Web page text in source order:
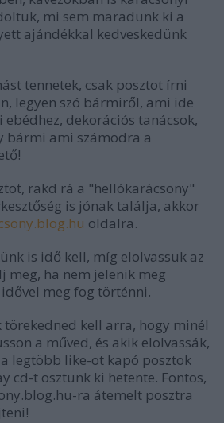
mi sem maradunk ki a
ajándékkal kedveskedünk
tennetek, csak posztot írni
legyen szó bármiről, ami ide
dekorációs tanácsok,
bármi ami számodra a
rakd rá a "hellókarácsony"
is jónak találja, akkor
oldalra.
is idő kell, míg elolvassuk az
meg, ha nem jelenik meg
meg fog történni.
törekedned kell arra, hogy minél
a műved, és akik elolvassák,
legtöbb like-ot kapó posztok
cd-t osztunk ki hetente. Fontos,
ra átemelt posztra